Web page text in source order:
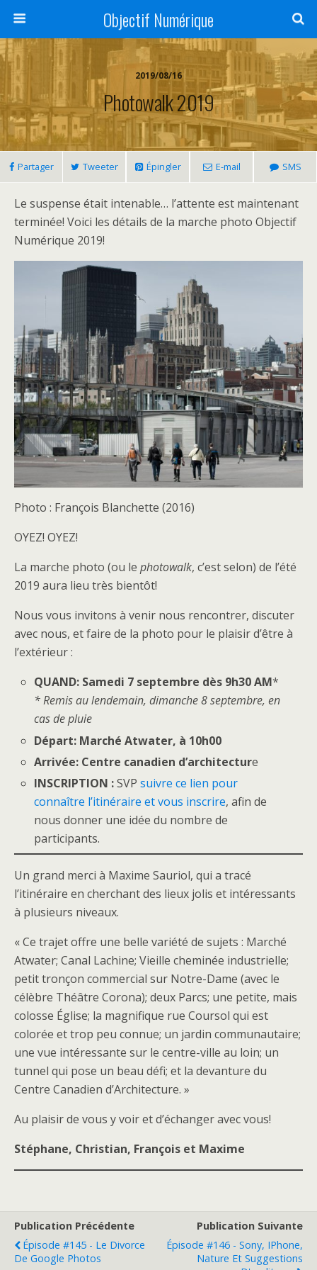
Objectif Numérique
2019/08/16
Photowalk 2019
Partager Tweeter Épingler E-mail SMS
Le suspense était intenable… l’attente est maintenant
terminée! Voici les détails de la marche photo Objectif
Numérique 2019!
Photo : François Blanchette (2016)
OYEZ! OYEZ!
La marche photo (ou le photowalk, c’est selon) de l’été
2019 aura lieu très bientôt!
Nous vous invitons à venir nous rencontrer, discuter
avec nous, et faire de la photo pour le plaisir d’être à
l’extérieur :
QUAND: Samedi 7 septembre dès 9h30 AM*
* Remis au lendemain, dimanche 8 septembre, en
cas de pluie
Départ: Marché Atwater, à 10h00
Arrivée: Centre canadien d’architecture
INSCRIPTION :SVPsuivre ce lien pour
connaître l’itinéraire et vous inscrire, afin de
nous donner une idée du nombre de
participants.
Un grand merci à Maxime Sauriol, qui a tracé
l’itinéraire en cherchant des lieux jolis et intéressants
à plusieurs niveaux.
« Ce trajet offre une belle variété de sujets : Marché
Atwater; Canal Lachine; Vieille cheminée industrielle;
petit tronçon commercial sur Notre-Dame (avec le
célèbre Théâtre Corona); deux Parcs; une petite, mais
colosse Église; la magnifique rue Coursol qui est
colorée et trop peu connue; un jardin communautaire;
une vue intéressante sur le centre-ville au loin; un
tunnel qui pose un beau défi; et la devanture du
Centre Canadien d’Architecture. »
Au plaisir de vous y voir et d’échanger avec vous!
Stéphane, Christian, François et Maxime
Publication Précédente
Épisode #145 - Le Divorce
De Google Photos
Publication Suivante
Épisode #146 - Sony, IPhone,
Nature Et Suggestions